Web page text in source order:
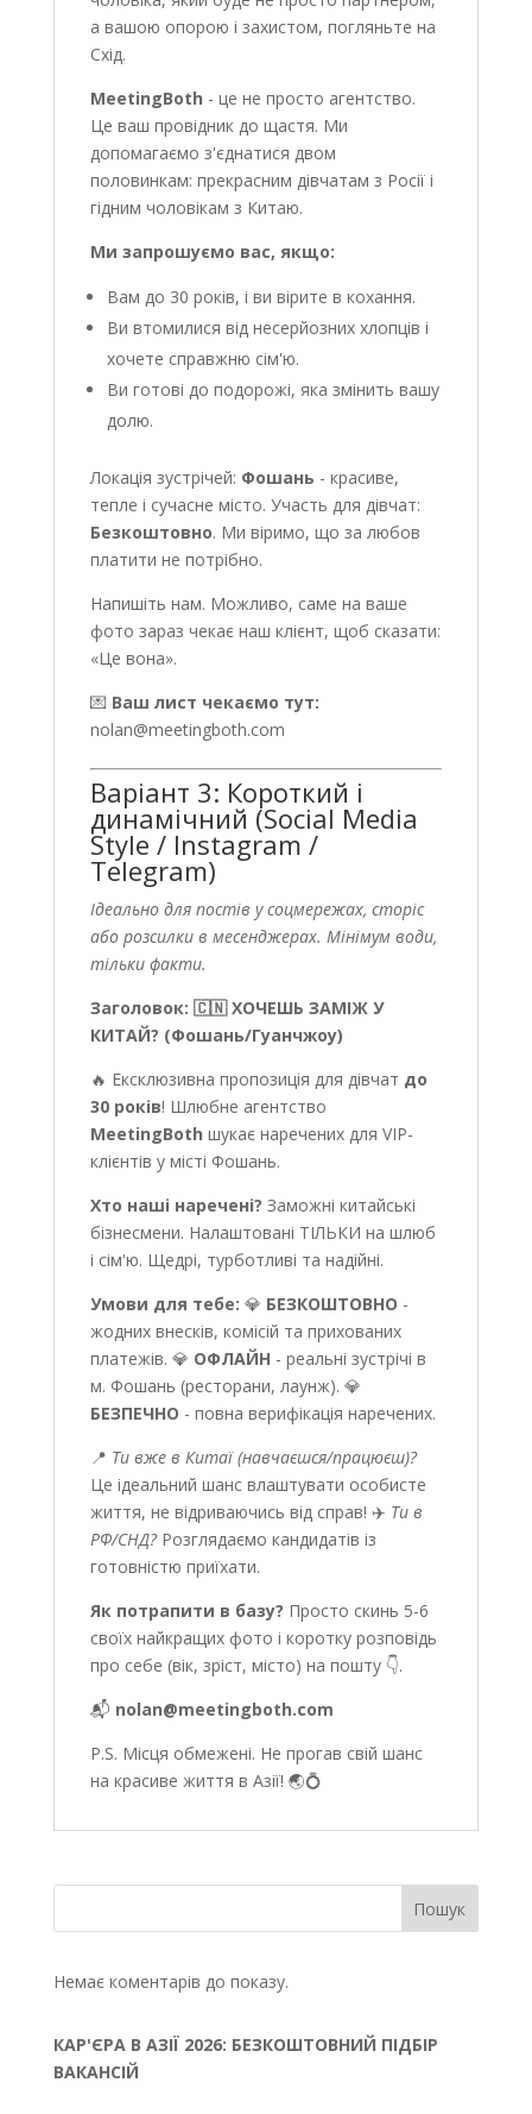
а вашою опорою і захистом, погляньте на
Схід.
MeetingBoth - це не просто агентство.
Це ваш провідник до щастя. Ми
допомагаємо з'єднатися двом
половинкам: прекрасним дівчатам з Росії і
гідним чоловікам з Китаю.
Ми запрошуємо вас, якщо:
Вам до 30 років, і ви вірите в кохання.
Ви втомилися від несерйозних хлопців і
хочете справжню сім'ю.
Ви готові до подорожі, яка змінить вашу
долю.
Локація зустрічей: Фошань - красиве,
тепле і сучасне місто. Участь для дівчат:
Безкоштовно. Ми віримо, що за любов
платити не потрібно.
Напишіть нам. Можливо, саме на ваше
фото зараз чекає наш клієнт, щоб сказати:
«Це вона».
💌 Ваш лист чекаємо тут:
nolan@meetingboth.com
Варіант 3: Короткий і
динамічний (Social Media
Style / Instagram /
Telegram)
Ідеально для постів у соцмережах, сторіс
або розсилки в месенджерах. Мінімум води,
тільки факти.
Заголовок: 🇨🇳 ХОЧЕШЬ ЗАМІЖ У
КИТАЙ? (Фошань/Гуанчжоу)
🔥 Ексклюзивна пропозиція для дівчат до
30 років! Шлюбне агентство
MeetingBoth шукає наречених для VIP-
клієнтів у місті Фошань.
Хто наші наречені? Заможні китайські
бізнесмени. Налаштовані ТІЛЬКИ на шлюб
і сім'ю. Щедрі, турботливі та надійні.
Умови для тебе: 💎 БЕЗКОШТОВНО -
жодних внесків, комісій та прихованих
платежів. 💎 ОФЛАЙН - реальні зустрічі в
м. Фошань (ресторани, лаунж). 💎
БЕЗПЕЧНО - повна верифікація наречених.
📍 Ти вже в Китаї (навчаєшся/працюєш)?
Це ідеальний шанс влаштувати особисте
життя, не відриваючись від справ! ✈️ Ти в
РФ/СНД?Розглядаємо кандидатів із
готовністю приїхати.
Як потрапити в базу? Просто скинь 5-6
своїх найкращих фото і коротку розповідь
про себе (вік, зріст, місто) на пошту 👇.
📬 nolan@meetingboth.com
P.S. Місця обмежені. Не прогав свій шанс
на красиве життя в Азії! 🌏💍
Пошук
Немає коментарів до показу.
КАР'ЄРА В АЗІЇ 2026: БЕЗКОШТОВНИЙ ПІДБІР
ВАКАНСІЙ